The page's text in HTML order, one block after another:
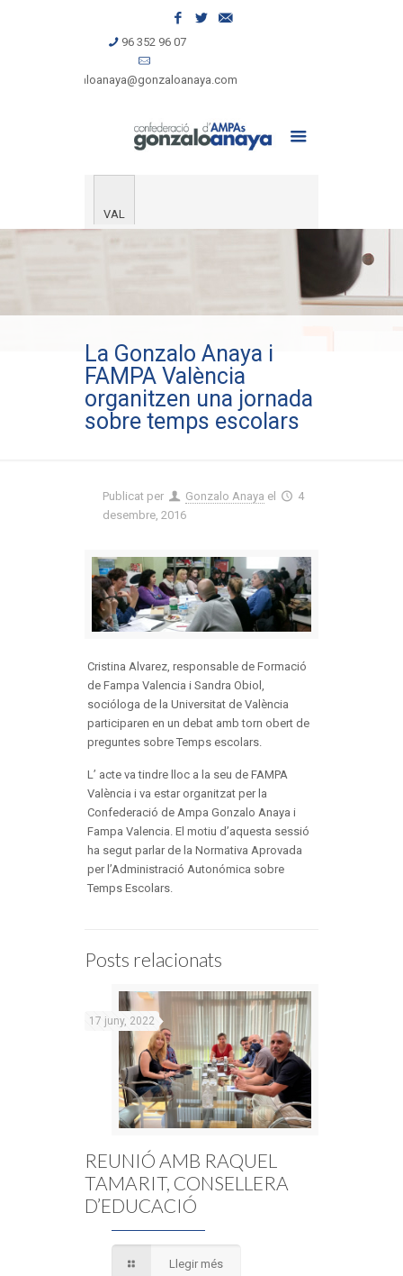
96 352 96 07
gonzaloanaya@gonzaloanaya.com
VAL
La Gonzalo Anaya i
FAMPA València
organitzen una jornada
sobre temps escolars
Publicat per Gonzalo Anaya el
4
desembre, 2016
Cristina Alvarez, responsable de Formació
de Fampa Valencia i Sandra Obiol,
socióloga de la Universitat de València
participaren en un debat amb torn obert de
preguntes sobre Temps escolars.
L’ acte va tindre lloc a la seu de FAMPA
València i va estar organitzat per la
Confederació de Ampa Gonzalo Anaya i
Fampa Valencia. El motiu d’aquesta sessió
ha segut parlar de la Normativa Aprovada
per l’Administració Autonómica sobre
Temps Escolars.
Posts relacionats
17 juny, 2022
REUNIÓ AMB RAQUEL
TAMARIT, CONSELLERA
D’EDUCACIÓ
Llegir més